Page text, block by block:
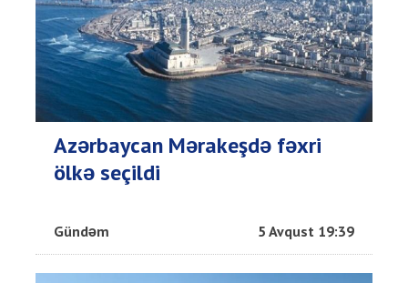
Azərbaycan Mərakeşdə fəxri
ölkə seçildi
Gündəm 5 Avqust 19:39